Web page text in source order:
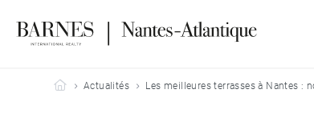
Barnes Nantes-Atlantique
Actualités Les meilleures terrasses à Nantes :